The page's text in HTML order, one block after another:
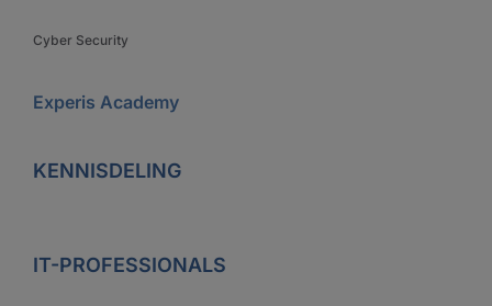
Cyber Security
Experis Academy
KENNISDELING
IT-PROFESSIONALS